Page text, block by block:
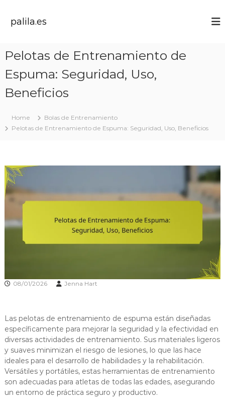
palila.es
Pelotas de Entrenamiento de
Espuma: Seguridad, Uso,
Beneficios
Home
Bolas de Entrenamiento
Pelotas de Entrenamiento de Espuma: Seguridad, Uso, Beneficios
08/01/2026 Jenna Hart
Las pelotas de entrenamiento de espuma están diseñadas
específicamente para mejorar la seguridad y la efectividad en
diversas actividades de entrenamiento. Sus materiales ligeros
y suaves minimizan el riesgo de lesiones, lo que las hace
ideales para el desarrollo de habilidades y la rehabilitación.
Versátiles y portátiles, estas herramientas de entrenamiento
son adecuadas para atletas de todas las edades, asegurando
un entorno de práctica seguro y productivo.